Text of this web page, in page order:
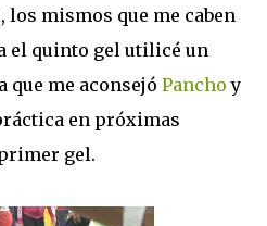
, los mismos que me caben
el quinto gel utilicé un
que me aconsejó Pancho y
en próximas
gel.